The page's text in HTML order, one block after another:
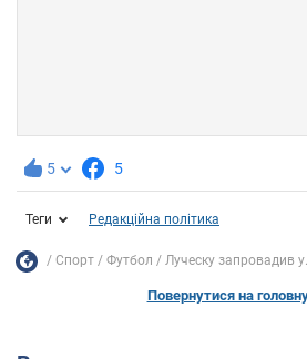
5 5
Теги Редакційна політика
Спорт Футбол Луческу запровадив
Повернутися на